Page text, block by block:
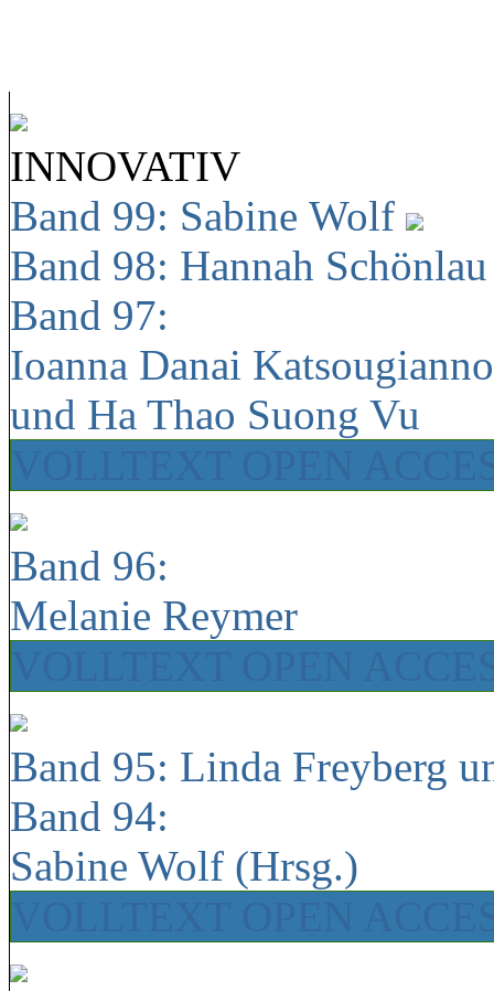
INNOVATIV
Band 99: Sabine Wolf
Band 98: Hannah
Band 97:
Ioanna Danai
und Ha Thao Suong Vu
Band 96:
Melanie Reymer
Band 95: Linda Freyberg
Band 94:
Sabine Wolf (Hrsg.)